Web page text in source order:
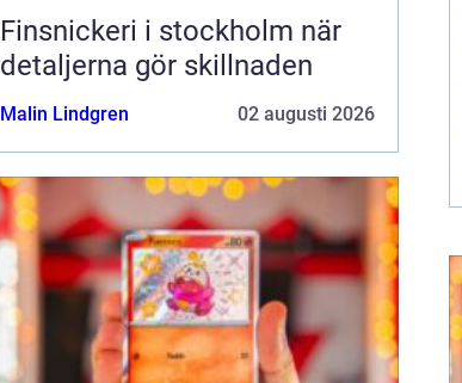
Finsnickeri i stockholm när
detaljerna gör skillnaden
Malin Lindgren 02 augusti 2026